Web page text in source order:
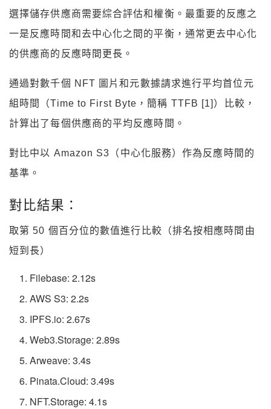
選擇儲存供應商需要綜合評估和權衡。最重要的反應之
一是反應時間和去中心化之間的平衡，通常更去中心化
的供應商的反應時間更長。
通過對數千個 NFT 圖片和元數據請求進行平均首位元
組時間（Time to First Byte，簡稱 TTFB [1]）比較，
計算出了每個供應商的平均反應時間。
對比中以 Amazon S3（中心化服務）作為反應時間的
基準。
對比結果：
取第 50 個百分位的數值進行比較（排名按相應時間由
短到長）
Filebase: 2.12s
AWS S3: 2.2s
IPFS.io: 2.67s
Web3.Storage: 2.89s
Arweave: 3.4s
Pinata.Cloud: 3.49s
NFT.Storage: 4.1s